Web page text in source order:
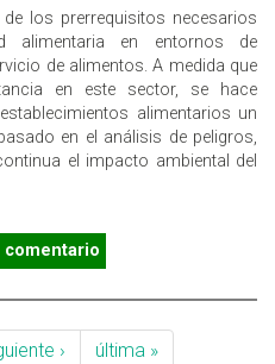
los prerrequisitos necesarios
alimentaria en entornos de
de alimentos. A medida que
en este sector, se hace
alimentarios un
en el análisis de peligros,
el impacto ambiental del
DE ROEDORES EN LA
comentario
› última »